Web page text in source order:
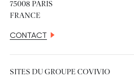
75008 PARIS
FRANCE
CONTACT
SITES DU GROUPE COVIVIO